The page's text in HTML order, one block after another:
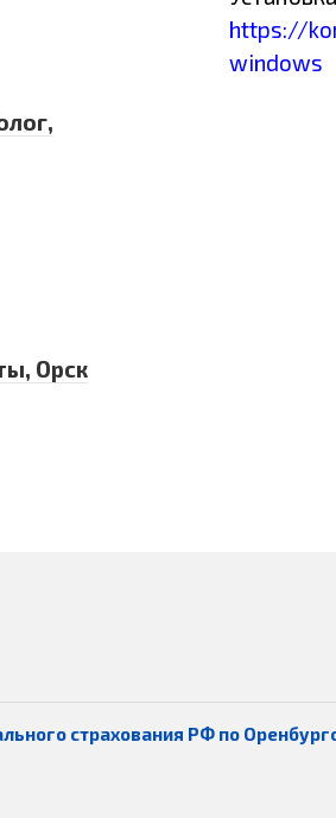
Орск
https://
windows
страхования РФ по